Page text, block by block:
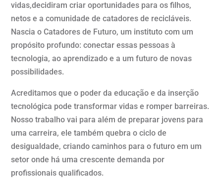
vidas,decidiram criar oportunidades para os filhos,
netos e a comunidade de catadores de recicláveis.
Nascia oCatadores de Futuro, um instituto com um
propósito profundo: conectar essas pessoas à
tecnologia, ao aprendizado e a um futuro de novas
possibilidades.
Acreditamos que o poder da educação e da inserção
tecnológica pode transformar vidas e romper barreiras.
Nosso trabalhovai para além de preparar jovens para
uma carreira,eletambém quebra o ciclo de
desigualdade, criando caminhos para o futuro em um
setor onde há uma crescente demanda por
profissionais qualificados.